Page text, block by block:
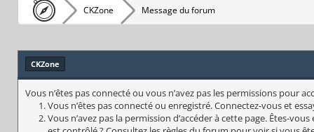
CKZone Message du forum
CKZone
Vous n’êtes pas connecté ou vous n’avez pas les permissions pour
Vous n’êtes pas connecté ou enregistré. Connectez-vous et
Vous n’avez pas la permission d’accéder à cette page. Êtes-